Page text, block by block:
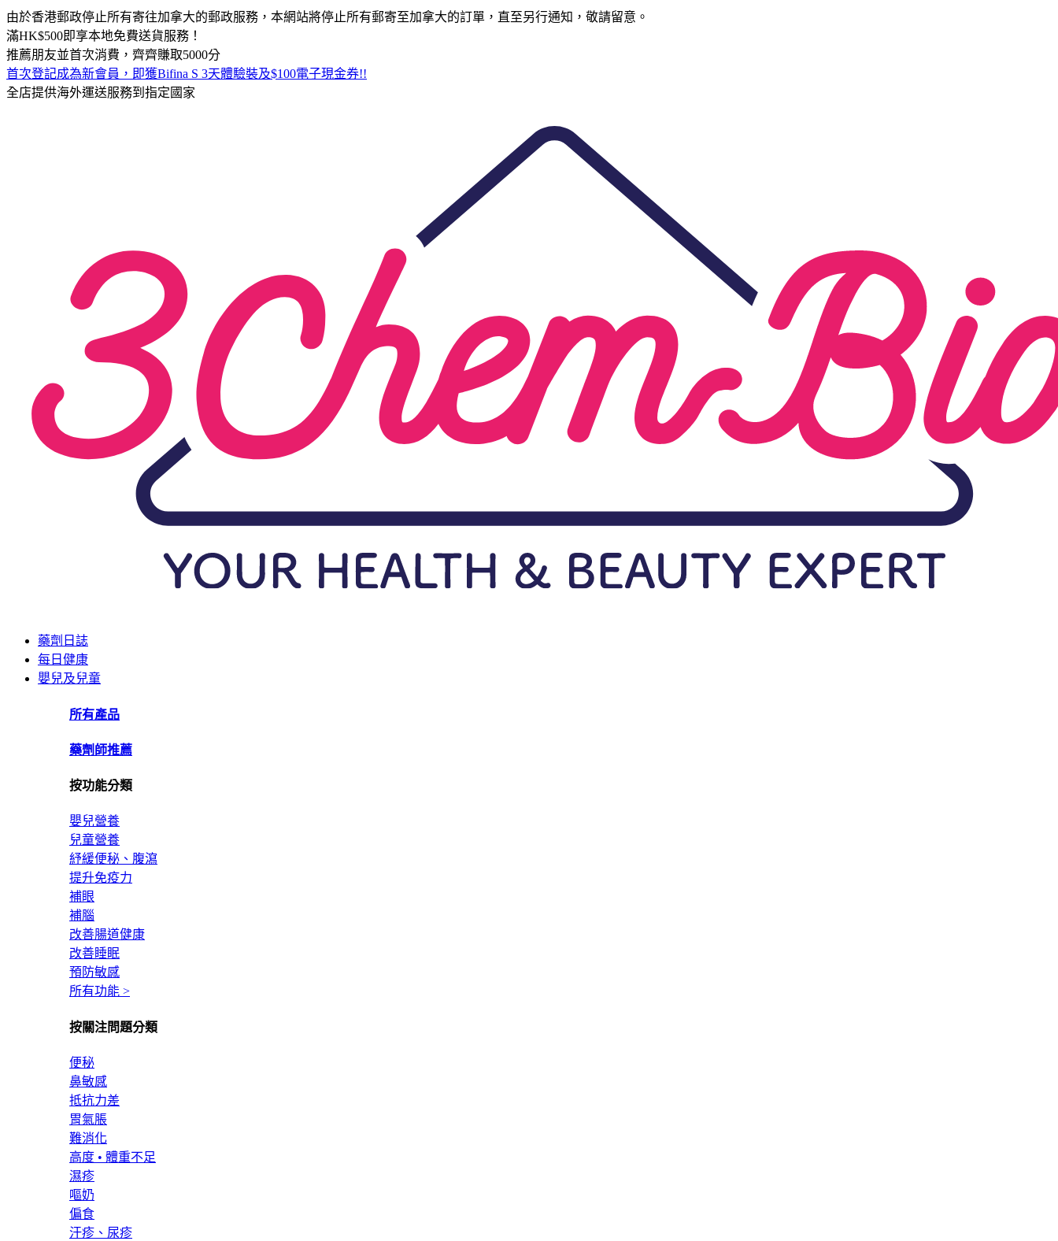
由於香港郵政停止所有寄往加拿大的郵政服務，本網站將停止所有郵寄至加拿大的訂單，直至另行通知，敬請留意。
滿HK$500即享本地免費送貨服務！
推薦朋友並首次消費，齊齊賺取5000分
首次登記成為新會員，即獲Bifina S 3天體驗裝及$100電子現金券!!
全店提供海外運送服務到指定國家
藥劑日誌
每日健康
嬰兒及兒童
所有產品
藥劑師推薦
按功能分類
嬰兒營養
兒童營養
紓緩便秘、腹瀉
提升免疫力
補眼
補腦
改善腸道健康
改善睡眠
預防敏感
所有功能 >
按關注問題分類
便秘
鼻敏感
抵抗力差
胃氣脹
難消化
高度 • 體重不足
濕疹
嘔奶
偏食
汗疹、尿疹